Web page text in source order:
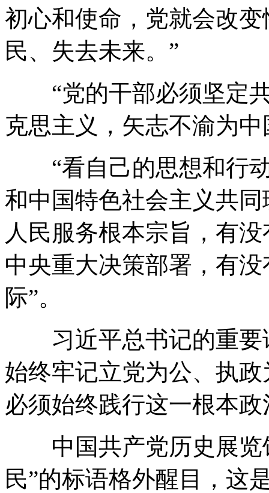
初心和使命，党就会改
民、失去未来。”
“党的干部必须坚定共
克思主义，矢志不渝为
“看自己的思想和行动
和中国特色社会主义共
人民服务根本宗旨，有
中央重大决策部署，有
际”。
习近平总书记的重要
始终牢记立党为公、执
必须始终践行这一根本
中国共产党历史展览
民”的标语格外醒目，这